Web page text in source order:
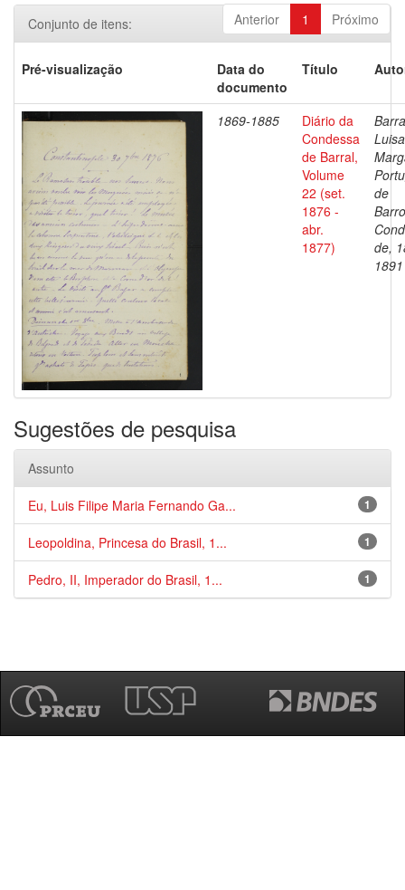
Anterior 1 Próximo
Conjunto de itens:
Pré-visualização
Data do
documento
Título
1869-1885
Diário da
Condessa
de Barral,
Volume
22 (set.
1876 -
abr.
1877)
Luisa
de
de,
1891
Sugestões de pesquisa
Assunto
1
Eu, Luis Filipe Maria Fernando Ga...
1
Leopoldina, Princesa do Brasil, 1...
1
Pedro, II, Imperador do Brasil, 1...